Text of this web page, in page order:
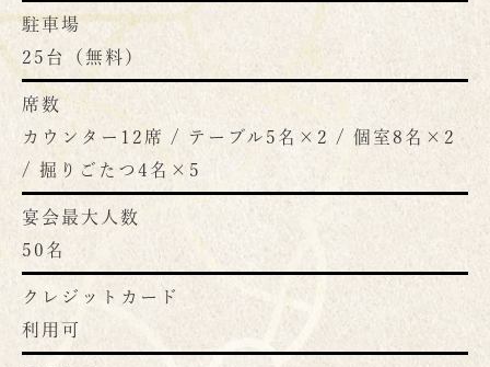
駐車場
25台（無料）
席数
カウンター12席 / テーブル5名×2 / 個室8名×2
/ 掘りごたつ4名×5
宴会最大人数
50名
クレジットカード
利用可